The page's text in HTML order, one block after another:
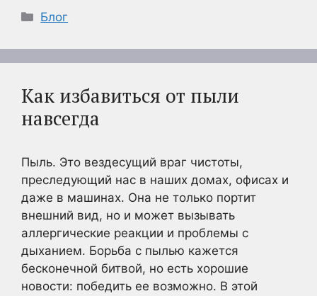
Рубрики
Блог
Как избавиться от пыли
навсегда
Пыль. Это вездесущий враг чистоты,
преследующий нас в наших домах, офисах и
даже в машинах. Она не только портит
внешний вид, но и может вызывать
аллергические реакции и проблемы с
дыханием. Борьба с пылью кажется
бесконечной битвой, но есть хорошие
новости: победить ее возможно. В этой